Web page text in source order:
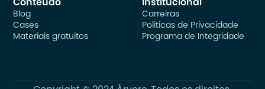
Conteúdo
Blog
Cases
Materiais gratuitos
Institucional
Carreiras
Politicas de Privacidade
Programa de Integridade